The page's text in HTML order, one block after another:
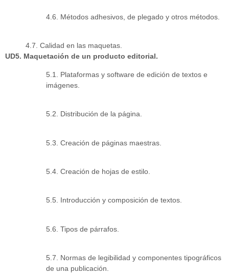
4.6. Métodos adhesivos, de plegado y otros métodos.
4.7. Calidad en las maquetas.
UD5. Maquetación de un producto editorial.
5.1. Plataformas y software de edición de textos e
imágenes.
5.2. Distribución de la página.
5.3. Creación de páginas maestras.
5.4. Creación de hojas de estilo.
5.5. Introducción y composición de textos.
5.6. Tipos de párrafos.
5.7. Normas de legibilidad y componentes tipográficos
de una publicación.